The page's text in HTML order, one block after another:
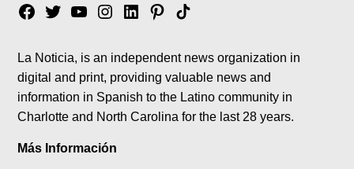
Facebook
TwitterYouTubeInstagram
LinkedinPinterest
Tik
La Noticia, is an independent news organization in
digital and print, providing valuable news and
information in Spanish to the Latino community in
Charlotte and North Carolina for the last 28 years.
Más Información